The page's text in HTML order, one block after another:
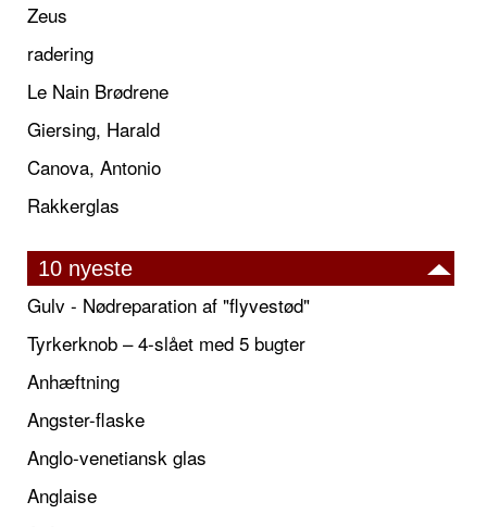
Zeus
radering
Le Nain Brødrene
Giersing, Harald
Canova, Antonio
Rakkerglas
10 nyeste
Gulv - Nødreparation af "flyvestød"
Tyrkerknob – 4-slået med 5 bugter
Anhæftning
Angster-flaske
Anglo-venetiansk glas
Anglaise